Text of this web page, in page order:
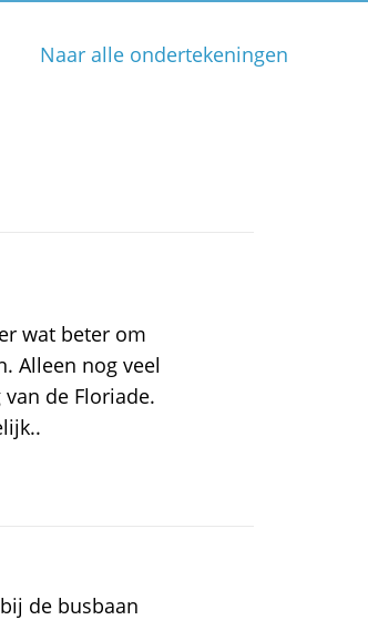
Naar alle ondertekeningen
wat beter om
Alleen nog veel
de Floriade.
de busbaan